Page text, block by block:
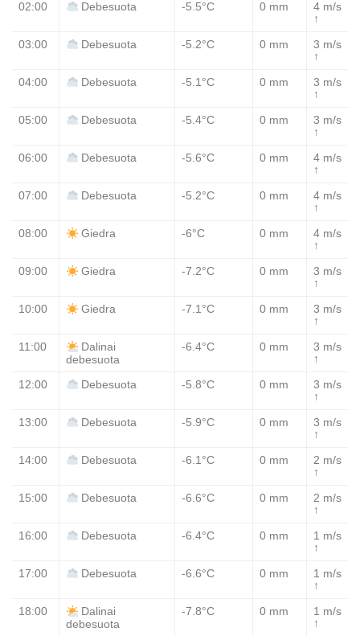
02:00 Debesuota -5.5°C 0 mm
4 m/s
↑
03:00 Debesuota -5.2°C 0 mm
3 m/s
↑
04:00 Debesuota -5.1°C 0 mm
3 m/s
↑
05:00 Debesuota -5.4°C 0 mm
3 m/s
↑
06:00 Debesuota -5.6°C 0 mm
4 m/s
↑
07:00 Debesuota -5.2°C 0 mm
4 m/s
↑
08:00 Giedra -6°C 0 mm
4 m/s
↑
09:00 Giedra -7.2°C 0 mm
3 m/s
↑
10:00 Giedra -7.1°C 0 mm
3 m/s
↑
11:00
Dalinai
debesuota
-6.4°C 0 mm
3 m/s
↑
12:00 Debesuota -5.8°C 0 mm
3 m/s
↑
13:00 Debesuota -5.9°C 0 mm
3 m/s
↑
14:00 Debesuota -6.1°C 0 mm
2 m/s
↑
15:00 Debesuota -6.6°C 0 mm
2 m/s
↑
16:00 Debesuota -6.4°C 0 mm
1 m/s
↑
17:00 Debesuota -6.6°C 0 mm
1 m/s
↑
18:00
Dalinai
debesuota
-7.8°C 0 mm
1 m/s
↑